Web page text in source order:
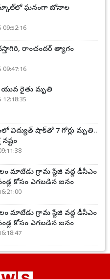
స్కూల్‌లో ఘనంగా బోనాల
09:52:16
రాంచందర్ త్యాగం
09:47:16
రైతు మృతి
12:18:35
విద్యుత్ షాక్‌తో 7 గోర్లు మృతి..
మాటేడు గ్రామ స్టేజి వద్ద డీసీఎం
కోసం ఎగబడిన జనం
మాటేడు గ్రామ స్టేజి వద్ద డీసీఎం
కోసం ఎగబడిన జనం